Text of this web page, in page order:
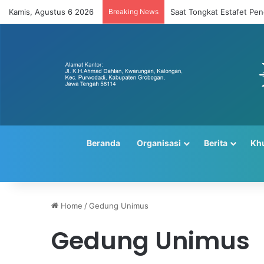
Kamis, Agustus 6 2026 Breaking News Saat Tongkat Estafet
Beranda Organisasi Berita
Home /Gedung Unimus
Gedung Unimus